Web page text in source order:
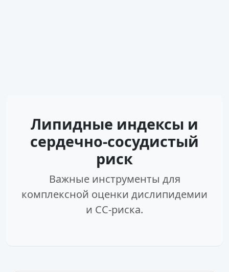
Липидные индексы и
сердечно-сосудистый
риск
Важные инструменты для
комплексной оценки дислипидемии
и СС-риска.